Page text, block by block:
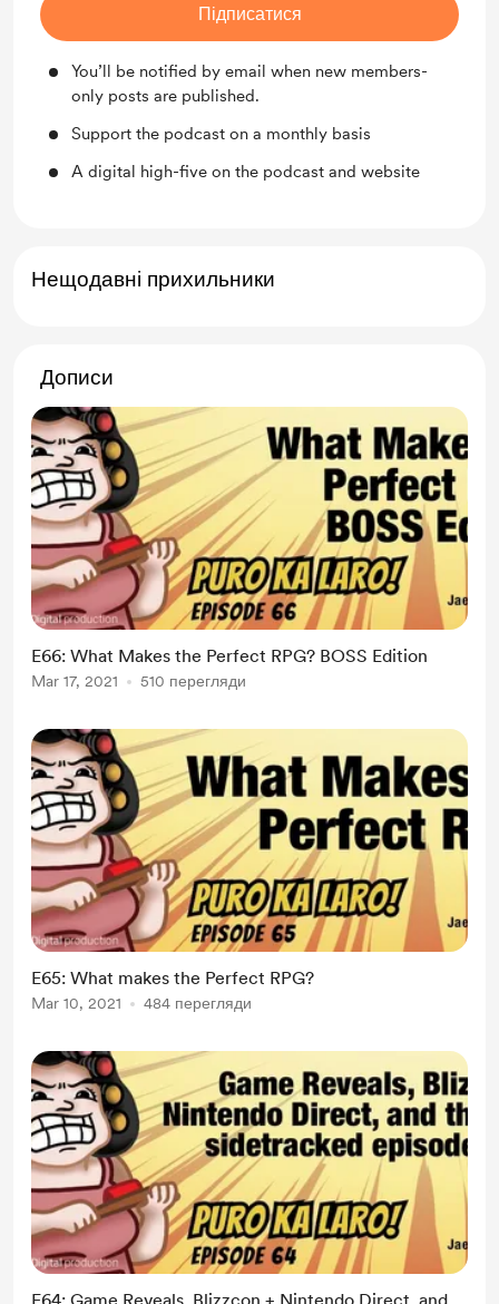
Підписатися
You’ll be notified by email when new members-
only posts are published.
Support the podcast on a monthly basis
A digital high-five on the podcast and website
Нещодавні прихильники
Дописи
E66: What Makes the Perfect RPG? BOSS Edition
Mar 17, 2021 510 перегляди
E65: What makes the Perfect RPG?
Mar 10, 2021 484 перегляди